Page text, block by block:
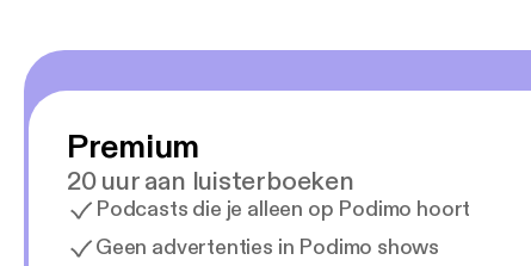
Premium
20 uur aan luisterboeken
Podcasts die je alleen op Podimo hoort
Geen advertenties in Podimo shows